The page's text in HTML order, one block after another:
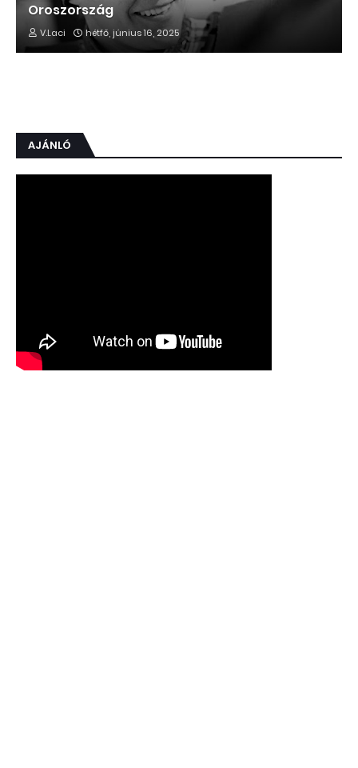
Oroszország
V.Laci hétfő, június 16, 2025
AJÁNLÓ